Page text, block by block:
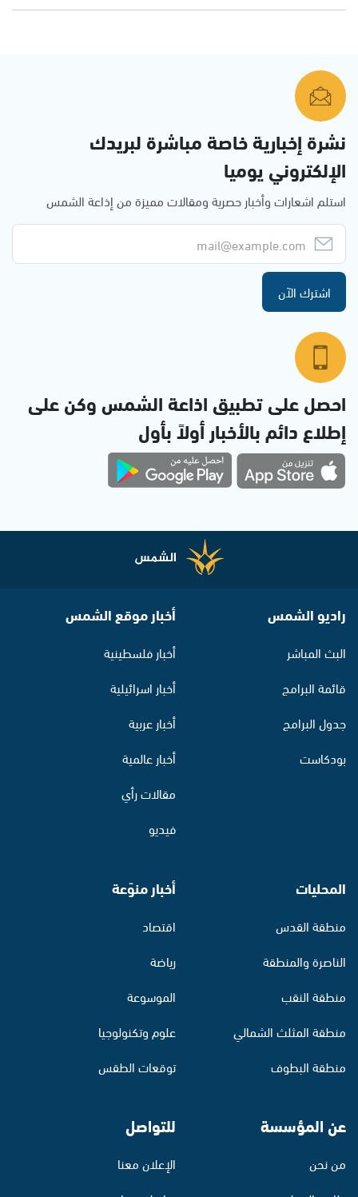
نشرة إخبارية خاصة مباشرة لبريدك
الإلكتروني يوميا
استلم اشعارات وأخبار حصرية ومقالات مميزة من إذاعة الشمس
اشترك الآن
احصل على تطبيق اذاعة الشمس وكن على
إطلاع دائم بالأخبار أولاً بأول
راديو الشمس
البث المباشر
قائمة البرامج
جدول البرامج
بودكاست
أخبار موقع الشمس
أخبار فلسطينية
أخبار اسرائيلية
أخبار عربية
أخبار عالمية
مقالات رأي
فيديو
المحليات
منطقة القدس
الناصرة والمنطقة
منطقة النقب
منطقة المثلث الشمالي
منطقة البطوف
أخبار منوّعة
اقتصاد
رياضة
الموسوعة
علوم وتكنولوجيا
توقعات الطقس
عن المؤسسة
من نحن
للتواصل
الإعلان معنا